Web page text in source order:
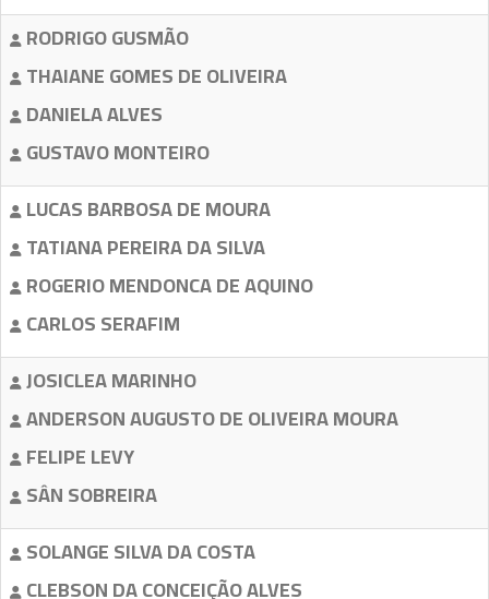
RODRIGO GUSMÃO
THAIANE GOMES DE OLIVEIRA
DANIELA ALVES
GUSTAVO MONTEIRO
LUCAS BARBOSA DE MOURA
TATIANA PEREIRA DA SILVA
ROGERIO MENDONCA DE AQUINO
CARLOS SERAFIM
JOSICLEA MARINHO
ANDERSON AUGUSTO DE OLIVEIRA MOURA
FELIPE LEVY
SÂN SOBREIRA
SOLANGE SILVA DA COSTA
CLEBSON DA CONCEIÇÃO ALVES